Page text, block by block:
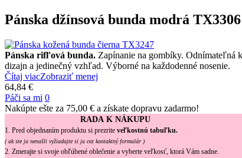
Pánska džínsová bunda modrá TX3306
Pánska rifľová bunda. Zapínanie na gombíky. Odnímateľná
dizajn a jedinečný vzhľad. Výborné na každodenné nosenie.
Čítaj viacZobraziť menej
64,84 €
Páči sa mi 0
Nakúpte ešte za 75,00 € a získate dopravu zadarmo!
RADA K NÁKUPU
1. Pred objednaním produktu si prezrite veľkostnú tabuľku.
( ak ste ju nenašli vyžiadajte si ju cez kontaktný formulár )
2. Zmerajte si svoje obľúbené oblečenie a vyberte veľkosť, ktorá Vám sadne.